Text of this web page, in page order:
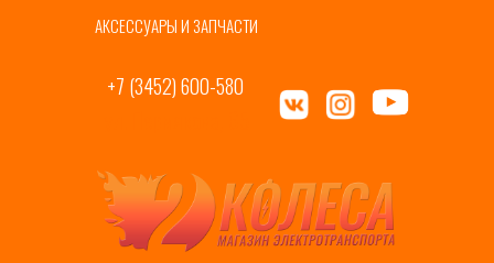
АКСЕССУАРЫ И ЗАПЧАСТИ
+7 (3452) 600-580